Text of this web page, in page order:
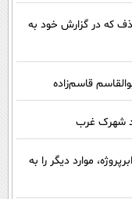
که در گزارش خود به
قاسم‌زاده
شهرک غرب
موارد دیگر را به